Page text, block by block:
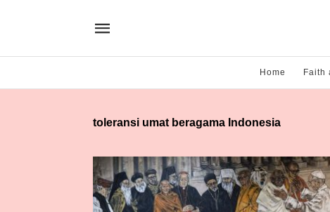
Home Faith
toleransi umat beragama Indonesia